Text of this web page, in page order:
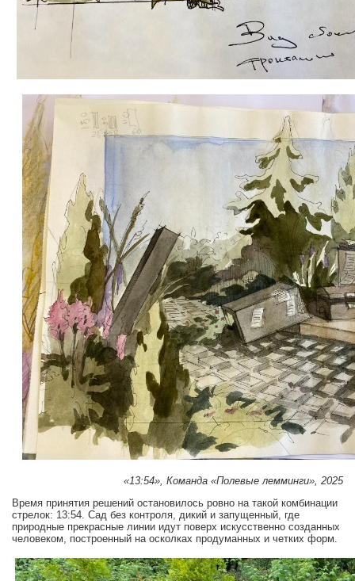
«13:54», Команда «Полевые лемминги», 2025
Время принятия решений остановилось ровно на такой комбинации
стрелок: 13:54. Сад без контроля, дикий и запущенный, где
природные прекрасные линии идут поверх искусственно созданных
человеком, построенный на осколках продуманных и четких форм.